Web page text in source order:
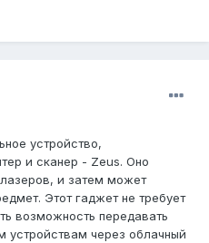
устройство,
и сканер - Zeus. Оно
и затем может
Этот гаджет не требует
возможность передавать
через облачный